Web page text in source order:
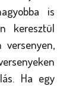
is
keresztül
versenyen,
Ha egy